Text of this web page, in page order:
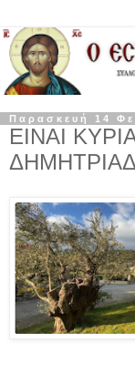
Παρασκευή 14
ΕΙΝΑΙ